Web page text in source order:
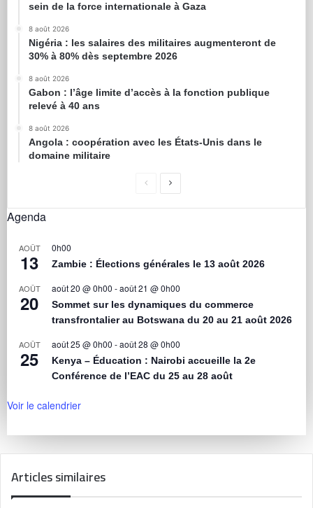
sein de la force internationale à Gaza
8 août 2026
Nigéria : les salaires des militaires augmenteront de
30% à 80% dès septembre 2026
8 août 2026
Gabon : l’âge limite d’accès à la fonction publique
relevé à 40 ans
8 août 2026
Angola : coopération avec les États-Unis dans le
domaine militaire
Agenda
AOÛT
13
0h00
Zambie : Élections générales le 13 août 2026
AOÛT
20
août 20 @ 0h00 -août 21 @ 0h00
Sommet sur les dynamiques du commerce
transfrontalier au Botswana du 20 au 21 août 2026
AOÛT
25
août 25 @ 0h00 -août 28 @ 0h00
Kenya – Éducation : Nairobi accueille la 2e
Conférence de l’EAC du 25 au 28 août
Voir le calendrier
Articles similaires